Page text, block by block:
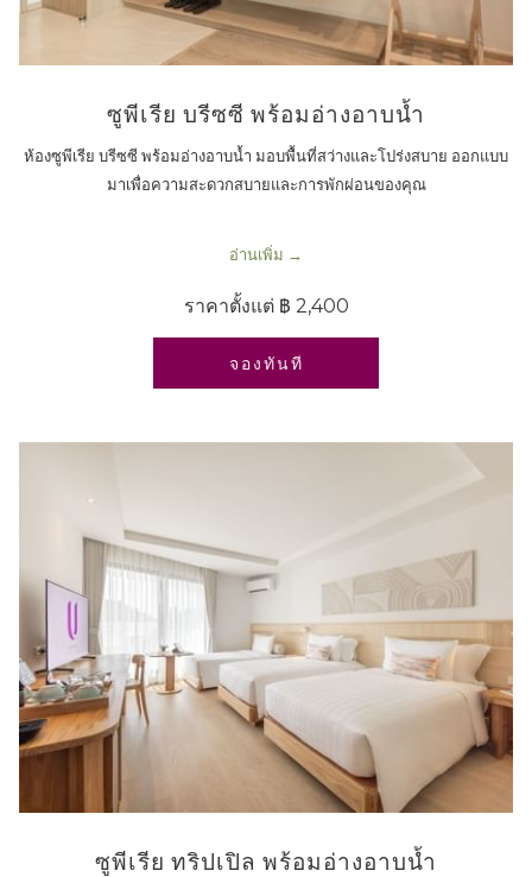
ซูพีเรีย บรีซซี พร้อมอ่างอาบน้ำ
ห้องซูพีเรีย บรีซซี พร้อมอ่างอาบน้ำ มอบพื้นที่สว่างและโปร่งสบาย ออกแบบ
มาเพื่อความสะดวกสบายและการพักผ่อนของคุณ
อ่านเพิ่ม
ราคาตั้งแต่ ฿ 2,400
จองทันที
ซูพีเรีย ทริปเปิล พร้อมอ่างอาบน้ำ